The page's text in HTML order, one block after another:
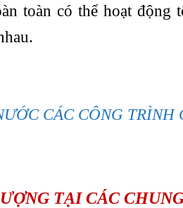
toàn có thể hoạt động
CÁC CÔNG TRÌNH
TẠI CÁC